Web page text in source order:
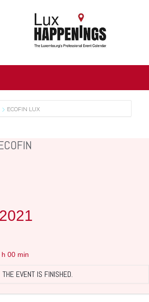
ECOFIN LUX
00 min
THE EVENT IS FINISHED.